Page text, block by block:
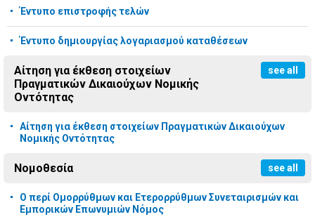
Έντυπο επιστροφής τελών
Έντυπο δημιουργίας λογαριασμού καταθέσεων
Αίτηση για έκθεση στοιχείων
Πραγματικών Δικαιούχων Νομικής
Οντότητας
see all
Αίτηση για έκθεση στοιχείων Πραγματικών Δικαιούχων
Νομικής Οντότητας
Νομοθεσία see all
Ο περί Ομορρύθμων και Ετερορρύθμων Συνεταιρισμών και
Εμπορικών Επωνυμιών Νόμος